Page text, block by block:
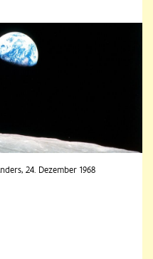
24. Dezember 1968